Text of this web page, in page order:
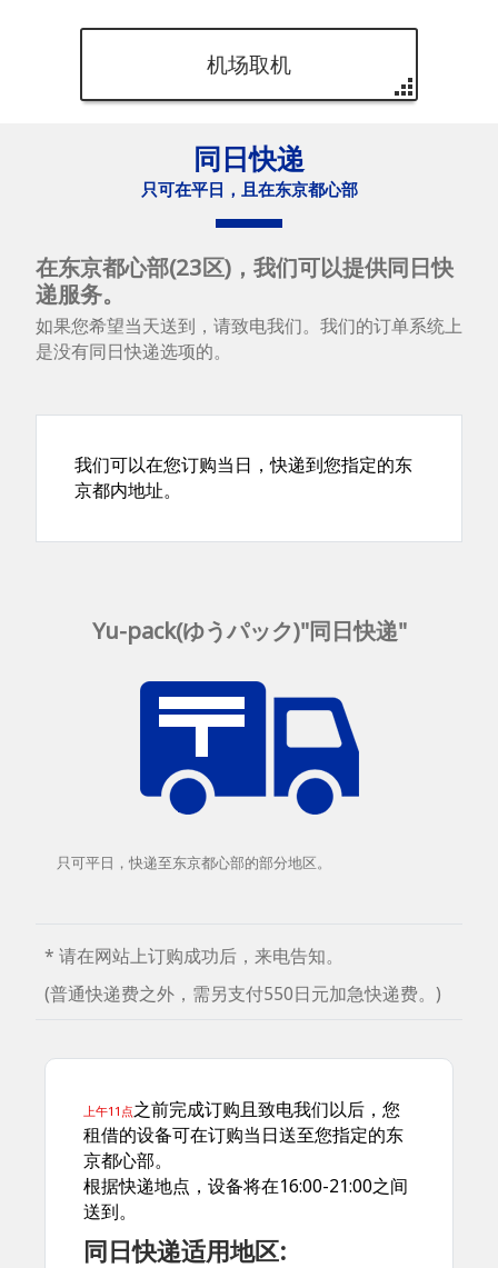
机场取机
同日快递
只可在平日，且在东京都心部
在东京都心部(23区)，我们可以提供同日快
递服务。
如果您希望当天送到，请致电我们。我们的订单系统上
是没有同日快递选项的。
我们可以在您订购当日，快递到您指定的东
京都内地址。
Yu-pack(ゆうパック)"同日快递"
只可平日，快递至东京都心部的部分地区。
* 请在网站上订购成功后，来电告知。
(普通快递费之外，需另支付550日元加急快递费。)
上午11点之前完成订购且致电我们以后，您
租借的设备可在订购当日送至您指定的东
京都心部。
根据快递地点，设备将在16:00-21:00之间
送到。
同日快递适用地区: